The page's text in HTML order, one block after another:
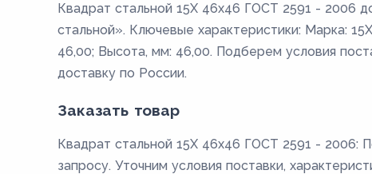
Квадрат стальной 15Х 46x46 ГОСТ 2591 - 2006
стальной». Ключевые характеристики: Марка:
46,00; Высота, мм: 46,00. Подберем условия
доставку по России.
Заказать товар
Квадрат стальной 15Х 46x46 ГОСТ 2591 - 2006:
запросу. Уточним условия поставки,